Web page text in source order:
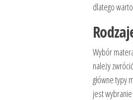
dlatego
Wybór
należy
główne typy
jest